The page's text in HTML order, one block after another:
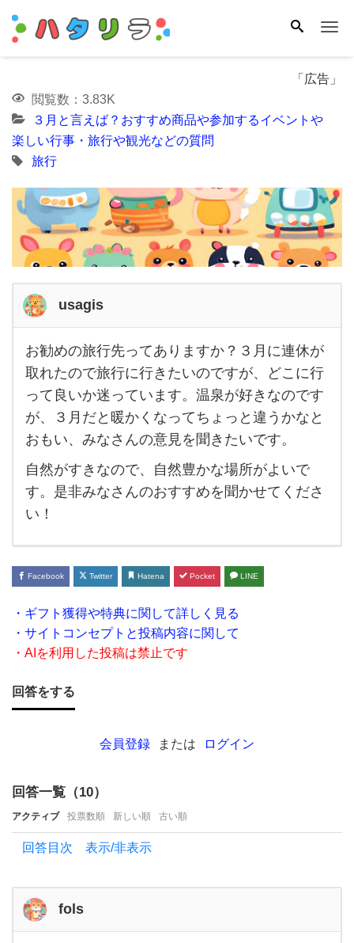
「広告」
閲覧数：3.83K
３月と言えば？おすすめ商品や参加するイベントや
楽しい行事・旅行や観光などの質問
旅行
usagis
お勧
め
の旅
行先
っ
て
あ
ま
す
か？
３月
に連
取れ
行に
行き
た
の
で
す
お勧めの旅行先ってありますか？３月に連休が
取れたので旅行に行きたいのですが、どこに行
って良いか迷っています。温泉が好きなのです
が、３月だと暖かくなってちょっと違うかなと
おもい、みなさんの意見を聞きたいです。
自然がすきなので、自然豊かな場所がよいで
す。是非みなさんのおすすめを聞かせてくださ
い！
Facebook Twitter Hatena Pocket LINE
・ギフト獲得や特典に関して詳しく見る
・サイトコンセプトと投稿内容に関して
・AIを利用した投稿は禁止です
回答をする
会員登録 または ログイン
回答一覧（10）
アクティブ 投票数順 新しい順 古い順
回答目次 表示/非表示
fols